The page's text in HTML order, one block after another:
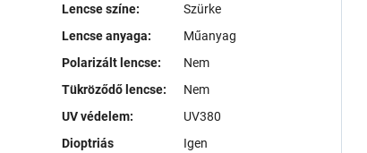
Lencse színe:
Szürke
Lencse anyaga:
Műanyag
Polarizált lencse:
Nem
Tükröződő lencse:
Nem
UV védelem:
UV380
Dioptriás
Igen